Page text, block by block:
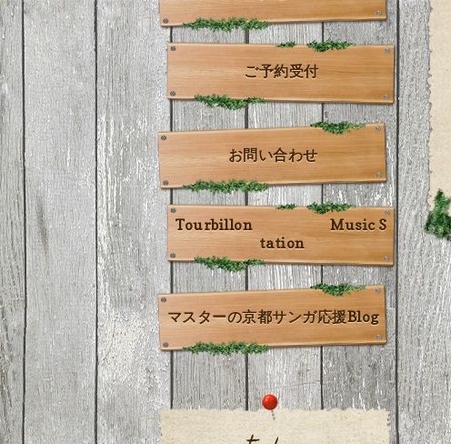
ご予約受付
お問い合わせ
Tourbillon Music S
tation
マスターの京都サンガ応援Blog